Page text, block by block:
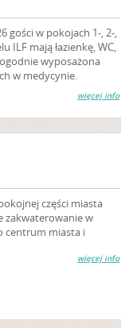
gości w pokojach 1-, 2-,
ILF mają łazienkę, WC,
wyposażona
w medycynie.
więcej info
części miasta
zakwaterowanie w
centrum miasta i
więcej info